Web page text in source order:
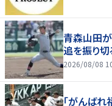
青森山田
追を振り切
2026/08/08
「がんば